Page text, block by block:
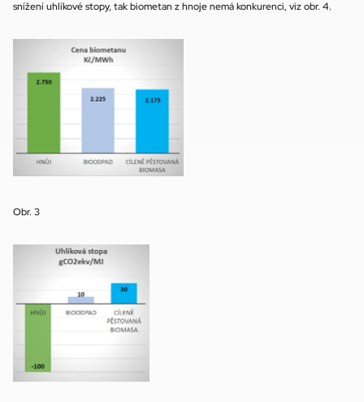
snížení uhlíkové stopy, tak biometan z hnoje nemá konkurenci, viz obr. 4.
Obr. 3